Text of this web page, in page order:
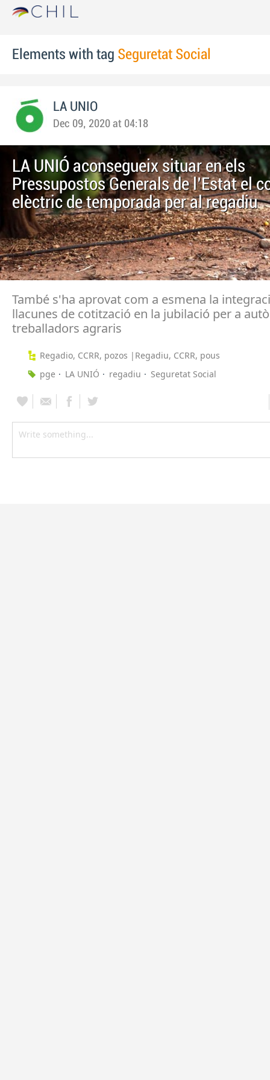
Elements with tag Seguretat Social
LA UNIO
Dec 09, 2020 at 04:18
LA UNIÓ aconsegueix situar en els
Pressupostos Generals de l'Estat el
elèctric de temporada per al regadiu
També s'ha aprovat com a esmena la
llacunes de cotització en la jubilació per a
treballadors agraris
Regadio, CCRR, pozos |Regadiu, CCRR, pous
pge
LA UNIÓ regadiu Seguretat Social